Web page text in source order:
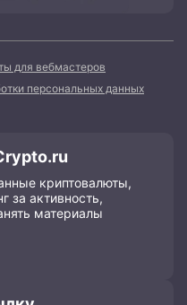
для вебмастеров
персональных данных
криптовалюты,
за активность,
материалы